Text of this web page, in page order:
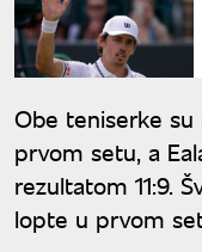
Obe teniserke
prvom setu, a
rezultatom 11:9.
lopte u prvom